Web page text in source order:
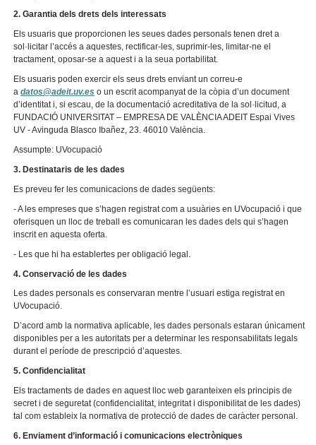
2. Garantia dels drets dels interessats
Els usuaris que proporcionen les seues dades personals tenen dret a
sol·licitar l’accés a aquestes, rectificar-les, suprimir-les, limitar-ne el
tractament, oposar-se a aquest i a la seua portabilitat.
Els usuaris poden exercir els seus drets enviant un correu-e
adatos@adeit.uv.es o un escrit acompanyat de la còpia d’un document
d’identitat i, si escau, de la documentació acreditativa de la sol·licitud, a
FUNDACIÓ UNIVERSITAT – EMPRESA DE VALÈNCIA ADEIT Espai Vives
UV - Avinguda Blasco Ibañez, 23. 46010 València.
Assumpte: UVocupació
3. Destinataris de les dades
Es preveu fer les comunicacions de dades següents:
- A les empreses que s’hagen registrat com a usuàries en UVocupació i que
oferisquen un lloc de treball es comunicaran les dades dels qui s’hagen
inscrit en aquesta oferta.
- Les que hi ha establertes per obligació legal.
4. Conservació de les dades
Les dades personals es conservaran mentre l’usuari estiga registrat en
UVocupació.
D’acord amb la normativa aplicable, les dades personals estaran únicament
disponibles per a les autoritats per a determinar les responsabilitats legals
durant el període de prescripció d’aquestes.
5. Confidencialitat
Els tractaments de dades en aquest lloc web garanteixen els principis de
secret i de seguretat (confidencialitat, integritat i disponibilitat de les dades)
tal com estableix la normativa de protecció de dades de caràcter personal.
6. Enviament d’informació i comunicacions electròniques